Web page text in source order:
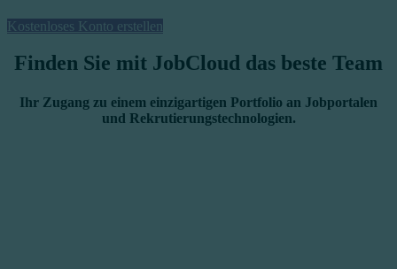
Kostenloses Konto erstellen
Finden Sie mit JobCloud das beste Team
Ihr Zugang zu einem einzigartigen Portfolio an Jobportalen
und Rekrutierungstechnologien.